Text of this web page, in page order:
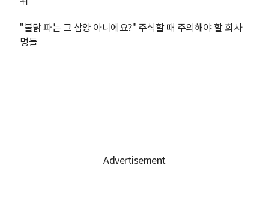
"불닭 파는 그 삼양 아니에요?" 주식할 때 주의해야 할 회사
명들